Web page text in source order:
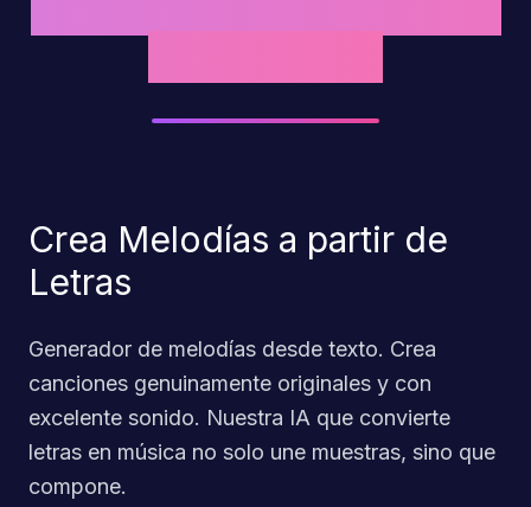
Crea Melodías a partir de
Letras
Generador de melodías desde texto. Crea
canciones genuinamente originales y con
excelente sonido. Nuestra IA que convierte
letras en música no solo une muestras, sino que
compone.